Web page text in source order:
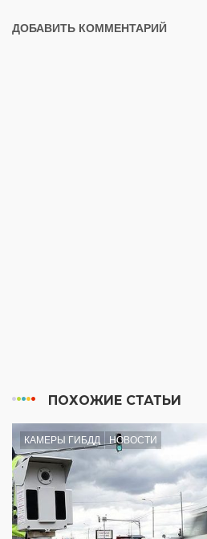
ДОБАВИТЬ КОММЕНТАРИЙ
ПОХОЖИЕ СТАТЬИ
КАМЕРЫ ГИБДД НОВОСТИ